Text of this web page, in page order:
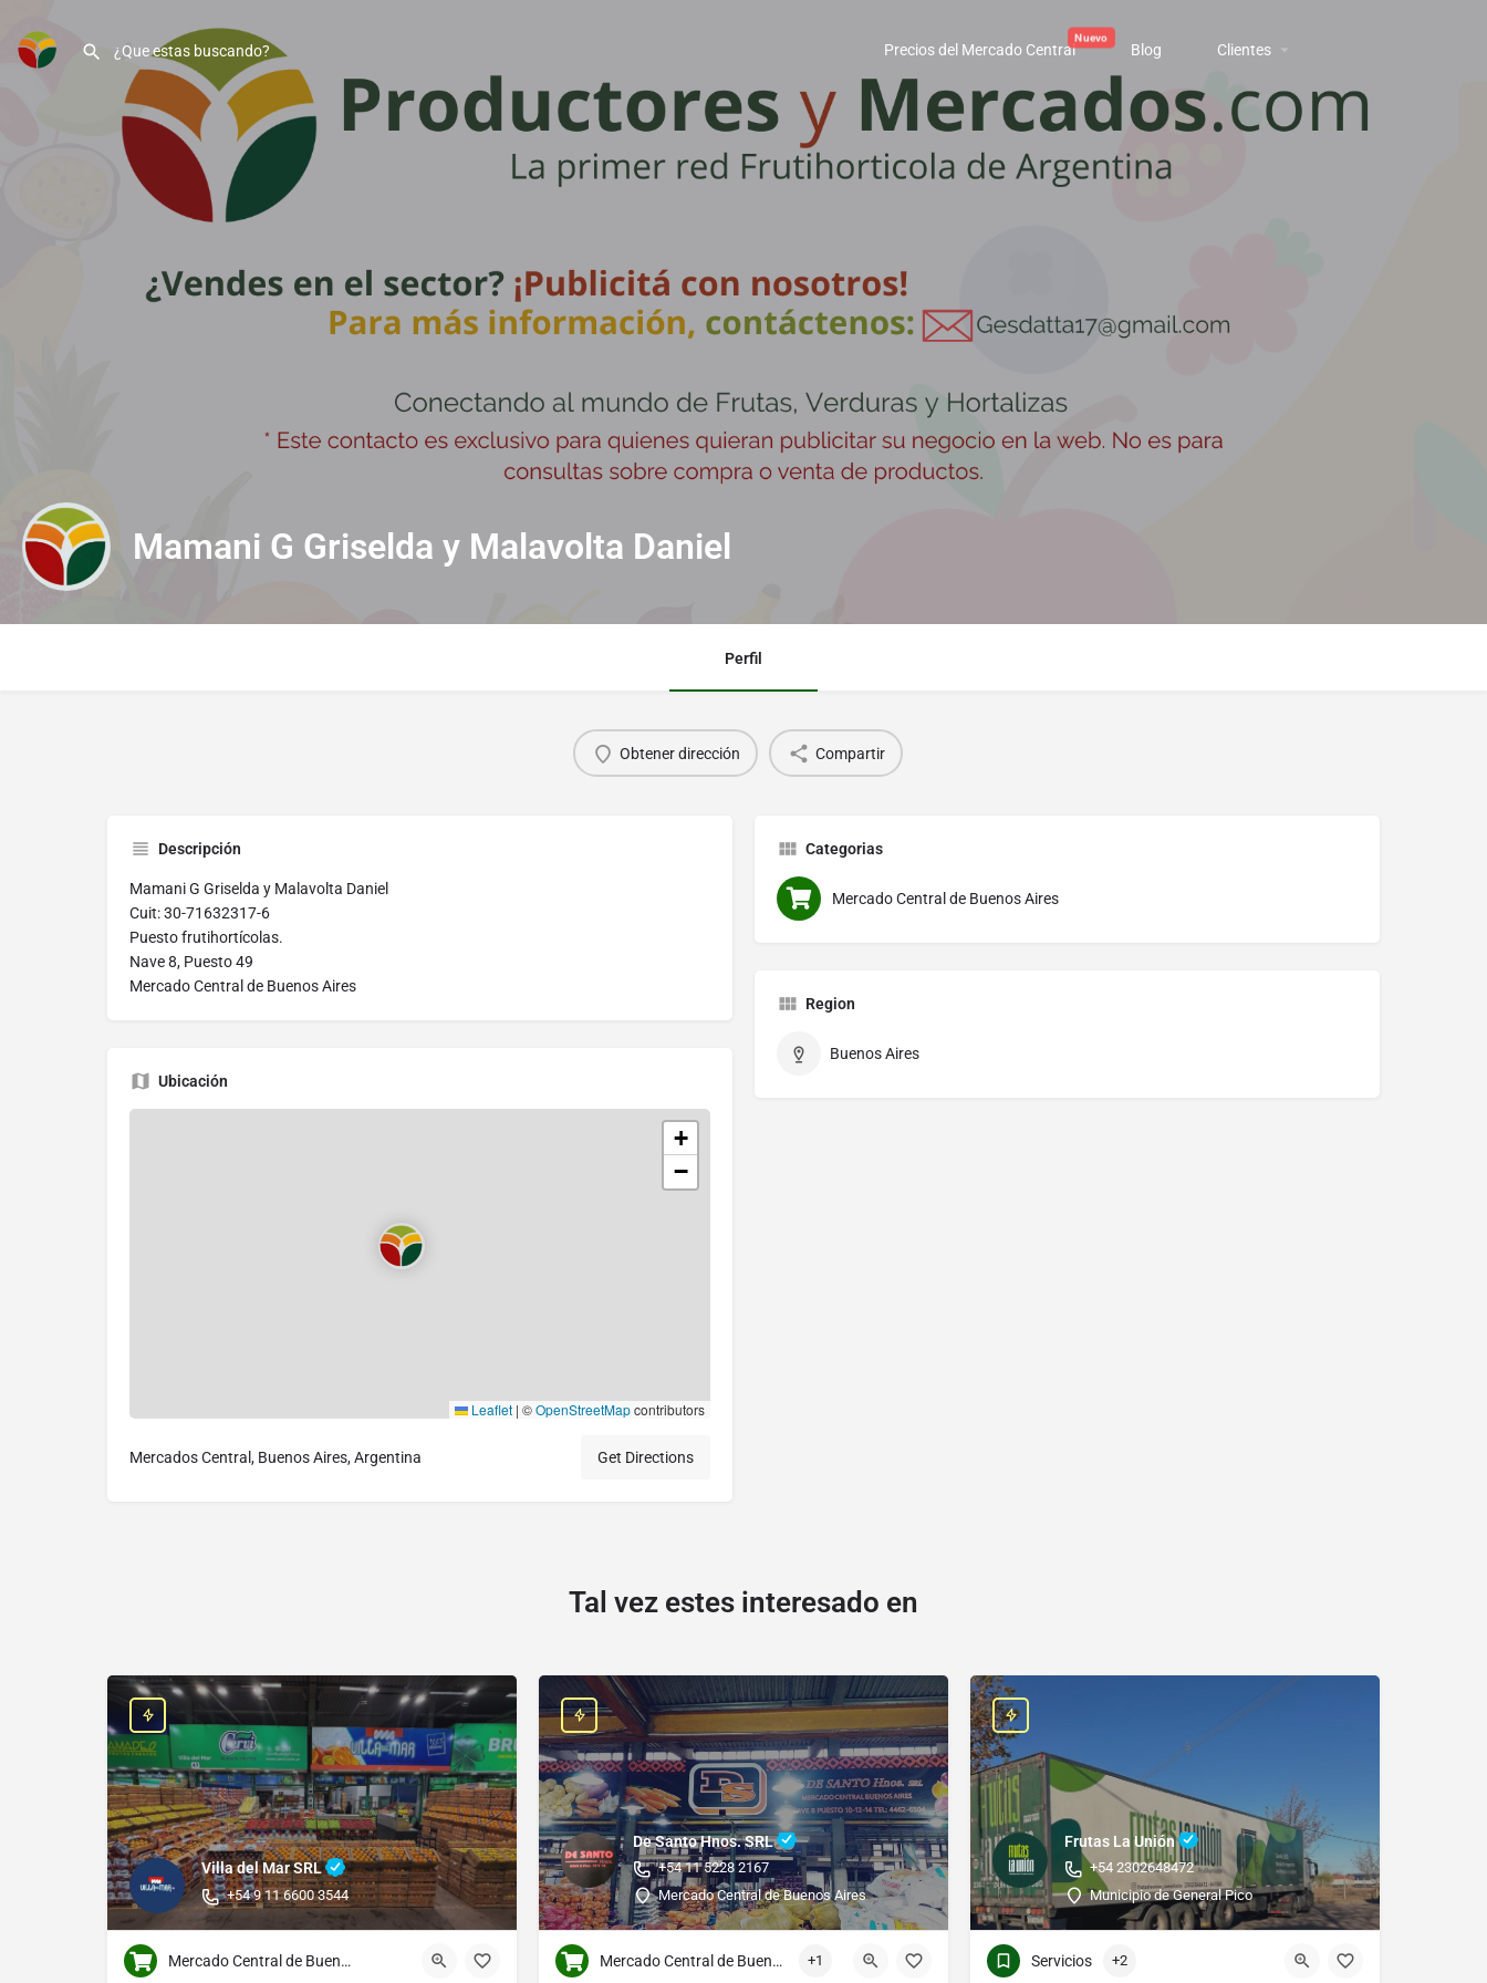
Precios del Mercado Central Blog Clientes
Mamani G Griselda y Malavolta Daniel
Perfil
Obtener dirección Compartir
Descripción
Mamani G Griselda y Malavolta Daniel
Cuit: 30-71632317-6
Puesto frutihortícolas.
Nave 8, Puesto 49
Mercado Central de Buenos Aires
Ubicación
+
−
Leaflet | ©OpenStreetMapcontributors
Mercados Central, Buenos Aires, Argentina Get Directions
Categorias
Mercado Central de Buenos Aires
Region
Buenos Aires
Tal vez estes interesado en
Villa del Mar SRL
+54 9 11 6600 3544
Mercado Central de Buenos Aires
De Santo Hnos. SRL
+54 11 5228 2167
Mercado Central de Buenos Aires
Mercado Central de Buenos Aires +1
Frutas La Unión
+54 2302648472
Municipio de General Pico
Servicios +2